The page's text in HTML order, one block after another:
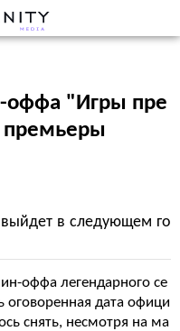
оффа "Игры пре
премьеры
в следующем го
оффа легендарного се
оговоренная дата офици
снять, несмотря на ма